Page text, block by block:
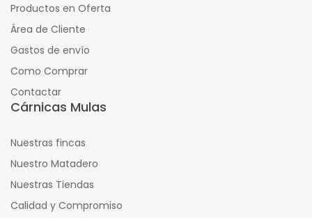
Productos en Oferta
Área de Cliente
Gastos de envío
Como Comprar
Contactar
Cárnicas Mulas
Nuestras fincas
Nuestro Matadero
Nuestras Tiendas
Calidad y Compromiso